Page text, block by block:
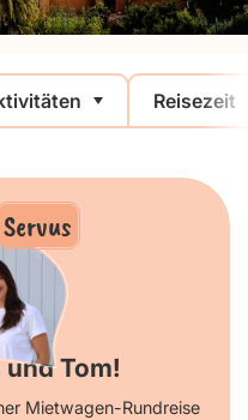
Reisezeit
Servus
Tom!
Mietwagen-Rundreise